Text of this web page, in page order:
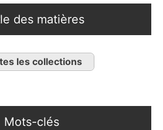
des matières
les collections
Mots-clés